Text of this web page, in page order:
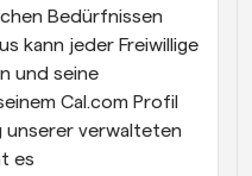
Bedürfnissen
kann jeder Freiwillige
und seine
Cal.com Profil
unserer verwalteten
es